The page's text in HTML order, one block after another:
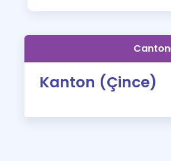
Kanton (Çince)